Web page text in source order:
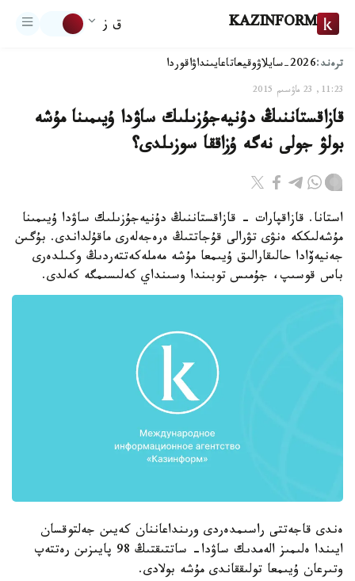
KAZINFORM ق ز
ترەند:2026-سايلاۋ وقيعاتاعايىنداۋاقوردا
11:23, 23 ماۋسىم 2015
قازاقستاننىڭ دۇنيەجۇزىلىك ساۋدا ۇيىمىنا مۇشە
بولۋ جولى نەگە ۇزاققا سوزىلدى؟
استانا. قازاقپارات - قازاقستاننىڭ دۇنيەجۇزىلىك ساۋدا ۇيىمىنا
مۇشەلىككە ەنۋى تۋرالى قۇجاتتىڭ ەرەجەلەرى ماقۇلداندى. بۇگىن
جەنيەۆادا حالىقارالىق ۇيىمعا مۇشە مەملەكەتتەردىڭ وكىلدەرى
باس قوسىپ، جۇمىس توبىندا وسىنداي كەلىسىمگە كەلدى.
ەندى قاجەتتى راسىمدەردى ورىنداعاننان كەيىن جەلتوقسان
ايىندا ەلىمىز الەمدىك ساۋدا- ساتتىقتىڭ 98 پايىزىن رەتتەپ
وتىرعان ۇيىمعا تولىققاندى مۇشە بولادى.